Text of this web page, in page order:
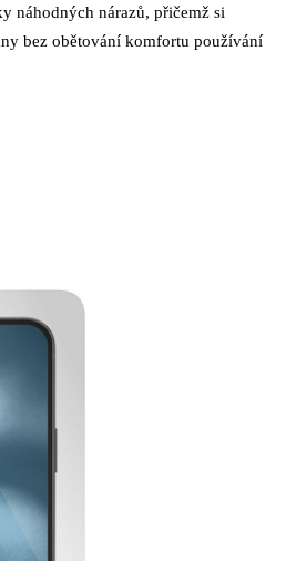
náhodných nárazů, přičemž si
bez obětování komfortu používání